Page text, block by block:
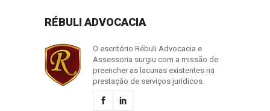
RÉBULI ADVOCACIA
O escritório Rébuli Advocacia e
Assessoria surgiu com a missão de
preencher as lacunas existentes na
prestação de serviços jurídicos.